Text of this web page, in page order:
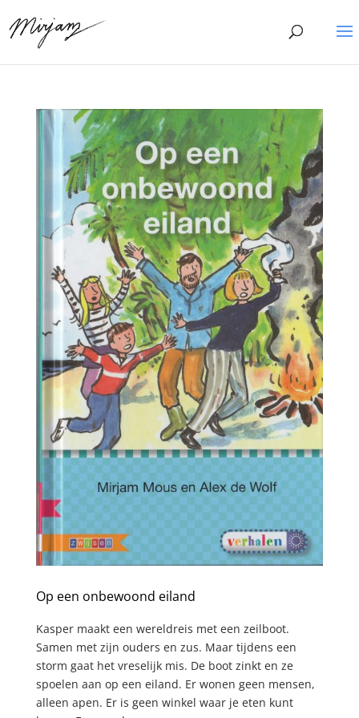
Op een onbewoond eiland
Kasper maakt een wereldreis met een zeilboot.
Samen met zijn ouders en zus. Maar tijdens een
storm gaat het vreselijk mis. De boot zinkt en ze
spoelen aan op een eiland. Er wonen geen mensen,
alleen apen. Er is geen winkel waar je eten kunt